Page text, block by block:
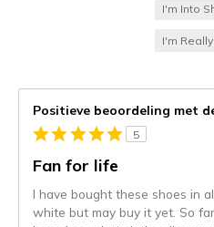
I'm Into
I'm
Positieve beoordeling met
5
Fan for life
I have bought these shoes in
white but may buy it yet. So